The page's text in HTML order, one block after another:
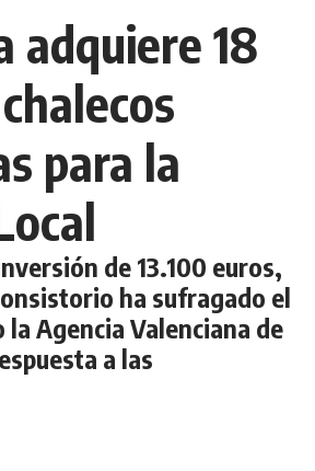
adquiere 18
para la
de 13.100 euros,
ha sufragado el
Agencia Valenciana de
a las